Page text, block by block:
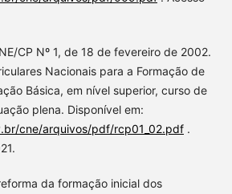
CP Nº 1, de 18 de fevereiro de 2002.
Nacionais para a Formação de
Básica, em nível superior, curso de
plena. Disponível em:
cne/arquivos/pdf/rcp01_02.pdf.
da formação inicial dos